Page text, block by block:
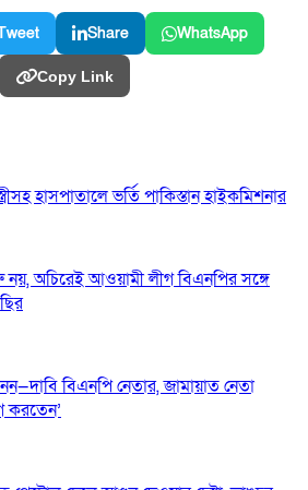
Share WhatsApp
Copy Link
হাসপাতালে ভর্তি পাকিস্তান হাইকমিশনার
অচিরেই আওয়ামী লীগ বিএনপির সঙ্গে
বিএনপি নেতার, জামায়াত নেতা
করতেন’